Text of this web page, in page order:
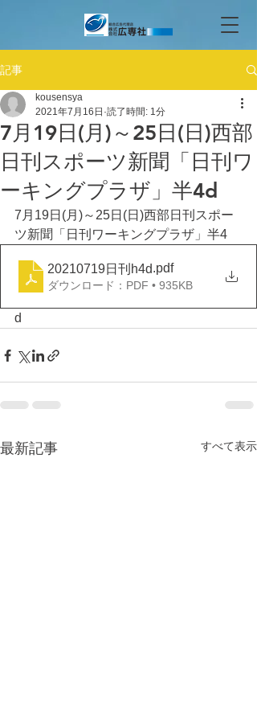
記事
7月19日(月)～25日(日)西部
日刊スポーツ新聞「日刊ワ
ーキングプラザ」半4d
kousensya
2021年7月16日 読了時間: 1分
7月19日(月)～25日(日)西部日刊スポー
ツ新聞「日刊ワーキングプラザ」半4
20210719日刊h4d.pdf
ダウンロード：PDF • 935KB
d
最新記事 すべて表示